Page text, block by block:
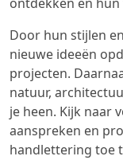
Door hun stijlen
nieuwe ideeën
projecten.
natuur,
je heen. Kijk naar
aanspreken en
handlettering toe